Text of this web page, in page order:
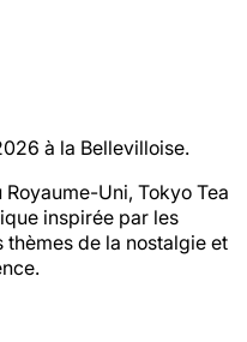
à la Bellevilloise.
Uni, Tokyo Tea
inspirée par les
de la nostalgie et